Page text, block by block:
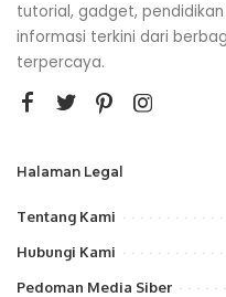
tutorial, gadget,
informasi terkini dari
terpercaya.
Halaman Legal
Tentang Kami
Hubungi Kami
Pedoman Media Siber